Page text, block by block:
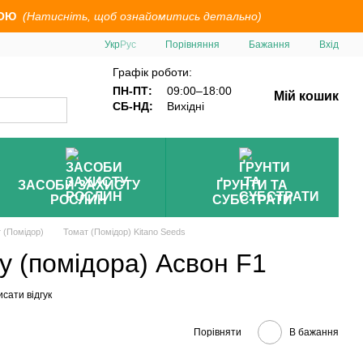
(Натисніть, щоб ознайомитись детально)
УкрРус Порівняння Бажання Вхід
Графік роботи:
ПН-ПТ:
09:00–18:00
СБ-НД:
Вихідні
Мій кошик
ЗАСОБИ ЗАХИСТУ
РОСЛИН
ҐРУНТИ ТА
СУБСТРАТИ
(Помідор) Томат (Помідор) Kitano Seeds
(помідора) Асвон F1
відгук
Порівняти В бажання